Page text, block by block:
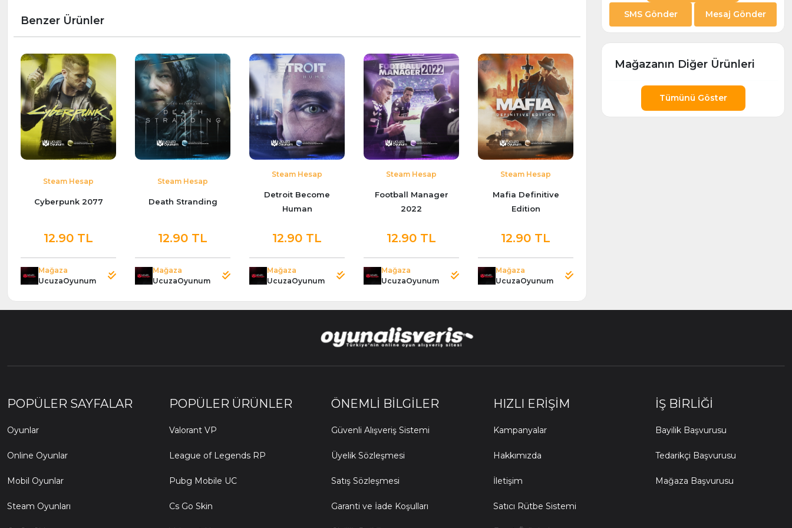
Benzer Ürünler
Steam Hesap
Cyberpunk 2077
12.90 TL
Mağaza
UcuzaOyunum
Steam Hesap
Death Stranding
12.90 TL
Mağaza
UcuzaOyunum
Steam Hesap
Detroit Become
Human
12.90 TL
Mağaza
UcuzaOyunum
Steam Hesap
Football Manager
2022
12.90 TL
Mağaza
UcuzaOyunum
Steam Hesap
Mafia Definitive
Edition
12.90 TL
Mağaza
UcuzaOyunum
SMS Gönder Mesaj Gönder
Mağazanın Diğer Ürünleri
Tümünü Göster
POPÜLER SAYFALAR
Oyunlar
Online Oyunlar
Mobil Oyunlar
Steam Oyunları
POPÜLER ÜRÜNLER
Valorant VP
League of Legends RP
Pubg Mobile UC
Cs Go Skin
ÖNEMLI BILGILER
Güvenli Alışveriş Sistemi
Üyelik Sözleşmesi
Satış Sözleşmesi
Garanti ve İade Koşulları
HIZLI ERIŞIM
Kampanyalar
Hakkımızda
İletişim
Satıcı Rütbe Sistemi
İŞ BIRLIĞI
Bayilik Başvurusu
Tedarikçi Başvurusu
Mağaza Başvurusu